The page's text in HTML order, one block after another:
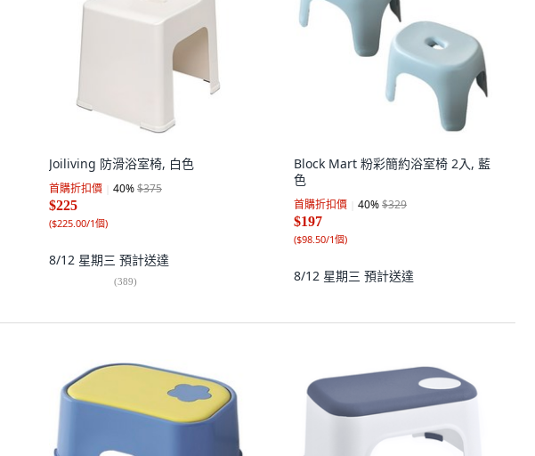
Joiliving 防滑浴室椅, 白色
首購折扣價 40%$375
$225
($225.00/1個)
8/12 星期三 預計送達
(389)
Block Mart 粉彩簡約浴室椅 2入, 藍
色
首購折扣價 40%$329
$197
($98.50/1個)
8/12 星期三 預計送達